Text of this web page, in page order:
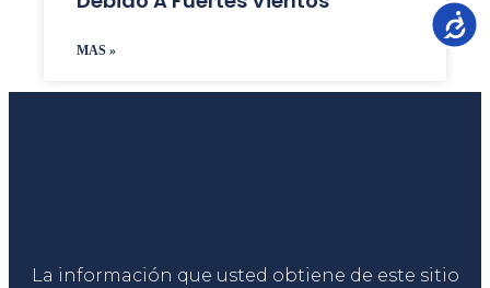
MAS »
La información que usted obtiene de este sitio